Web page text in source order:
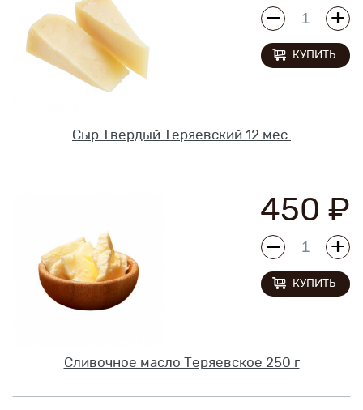
Сыр Твердый Теряевский 12 мес.
КУПИТЬ
Сливочное масло Теряевское 250 г
450 ₽
КУПИТЬ